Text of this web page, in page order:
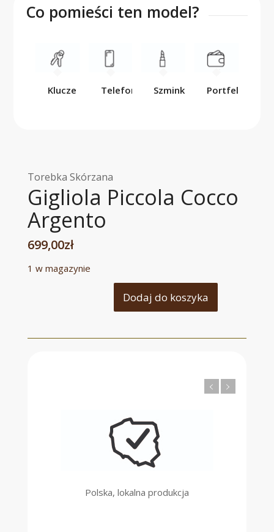
Co pomieści ten model?
Klucze Telefon Szminka Portfel
Torebka Skórzana
Gigliola Piccola Cocco
Argento
699,00zł
1 w magazynie
Dodaj do koszyka
Polska, lokalna produkcja